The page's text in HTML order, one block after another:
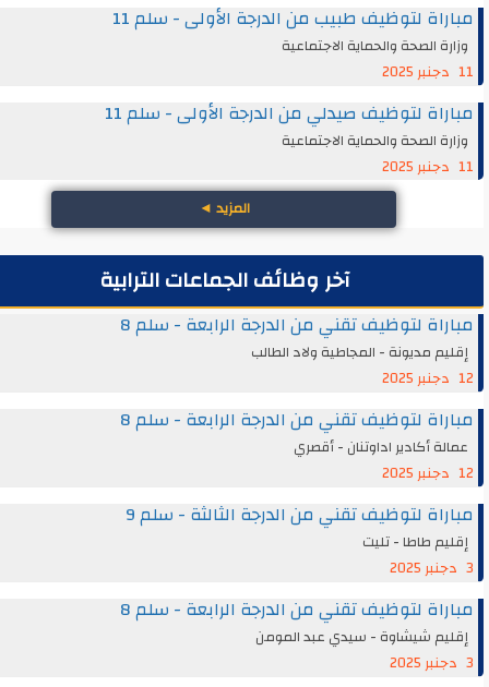
لتوظيف طبيب من الدرجة الأولى - سلم 11
الصحة والحماية الاجتماعية
لتوظيف صيدلي من الدرجة الأولى - سلم 11
الصحة والحماية الاجتماعية
◄
آخر وظائف الجماعات الترابية
لتوظيف تقني من الدرجة الرابعة - سلم 8
مديونة - المجاطية ولاد الطالب
لتوظيف تقني من الدرجة الرابعة - سلم 8
أكادير اداوتنان - أقصري
لتوظيف تقني من الدرجة الثالثة - سلم 9
طاطا - تليت
لتوظيف تقني من الدرجة الرابعة - سلم 8
شيشاوة - سيدي عبد المومن